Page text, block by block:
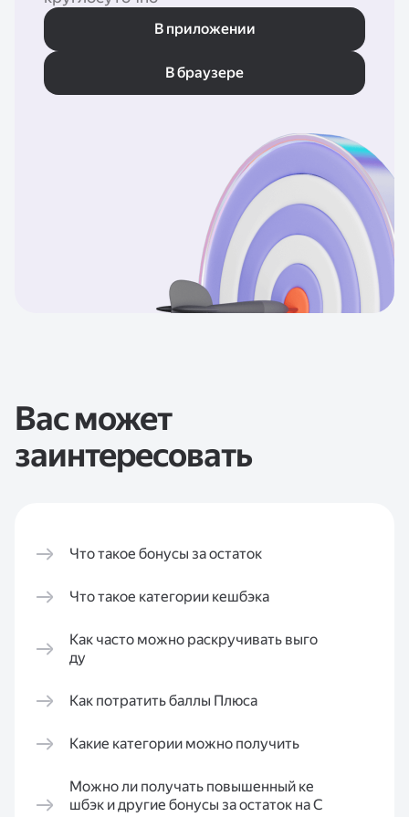
В приложении
В браузере
Вас может
заинтересовать
Что такое бонусы за остаток
Что такое категории кешбэка
Как часто можно раскручивать выго
ду
Как потратить баллы Плюса
Какие категории можно получить
Можно ли получать повышенный ке
шбэк и другие бонусы за остаток на С